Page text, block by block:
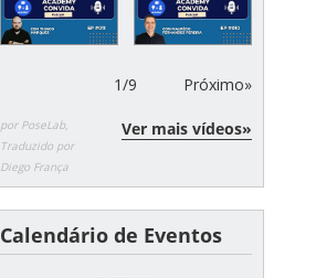
1/9 Próximo»
por PoseLab,
Traduzido por
Diego França
Ver mais vídeos»
Calendário de Eventos